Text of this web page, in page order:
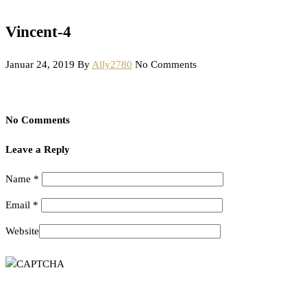
Vincent-4
Januar 24, 2019 By Ally2780 No Comments
No Comments
Leave a Reply
Name *
Email *
Website